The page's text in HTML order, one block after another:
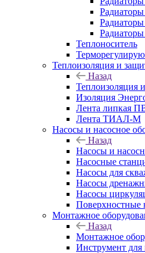
Теплоноситель
Теплоизоляция и
Назад
Теплоизоляция
Изоляция
Лента липкая
Лента ТИАЛ-М
Насосы и насосное
Назад
Насосы и
Насосные
Насосы для
Насосы
Насосы
Поверхностные
Монтажное
Назад
Монтажное
Инструмент